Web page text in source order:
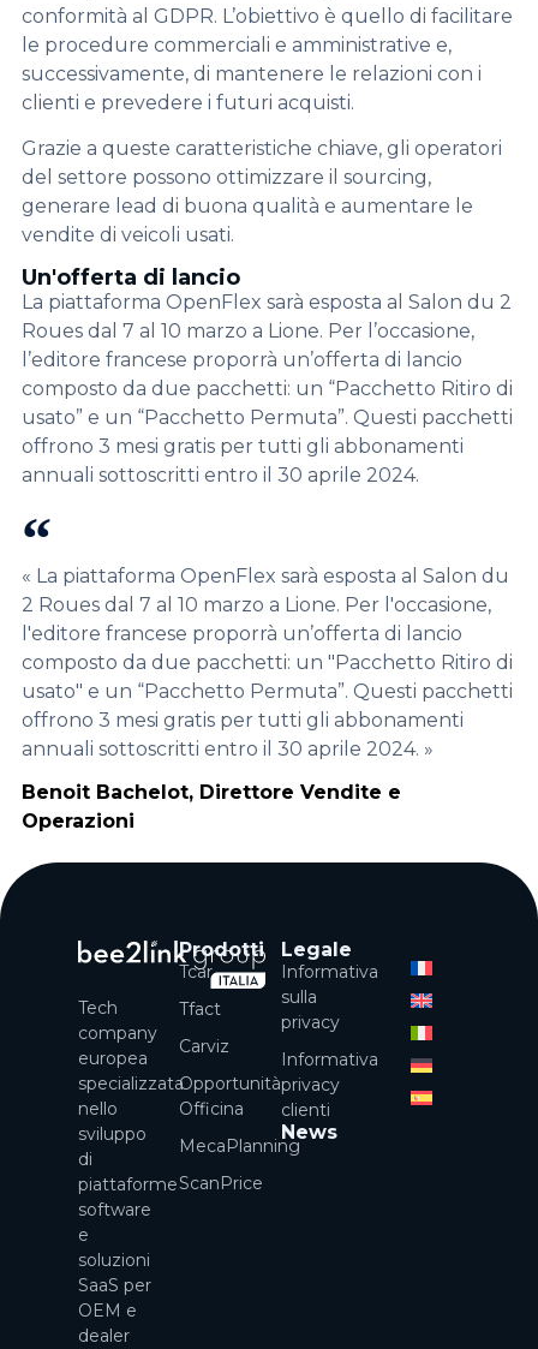
conformità al GDPR. L’obiettivo è quello di facilitare
le procedure commerciali e amministrative e,
successivamente, di mantenere le relazioni con i
clienti e prevedere i futuri acquisti.
Grazie a queste caratteristiche chiave, gli operatori
del settore possono ottimizzare il sourcing,
generare lead di buona qualità e aumentare le
vendite di veicoli usati.
Un'offerta di lancio
La piattaforma OpenFlex sarà esposta al Salon du 2
Rouesdal 7 al 10 marzo a Lione. Per l’occasione,
l’editore francese proporrà un’offerta di lancio
composto da due pacchetti: un “Pacchetto Ritiro di
usato” e un “Pacchetto Permuta”. Questi pacchetti
offrono 3 mesi gratis per tutti gli abbonamenti
annuali sottoscritti entro il 30 aprile 2024.
« La piattaforma OpenFlex sarà esposta al Salon du
2 Roues dal 7 al 10 marzo a Lione. Per l'occasione,
l'editore francese proporrà un’offerta di lancio
composto da due pacchetti: un "Pacchetto Ritiro di
usato" e un “Pacchetto Permuta”. Questi pacchetti
offrono 3 mesi gratis per tutti gli abbonamenti
annuali sottoscritti entro il 30 aprile 2024. »
Benoit Bachelot, Direttore Vendite e
Operazioni
Tech
company
europea
specializzata
nello
sviluppo
di
piattaforme
software
e
soluzioni
SaaS per
OEM e
dealer
Prodotti
Tcar
Tfact
Carviz
Opportunità
Officina
MecaPlanning
ScanPrice
Legale
Informativa
sulla
privacy
Informativa
privacy
clienti
News